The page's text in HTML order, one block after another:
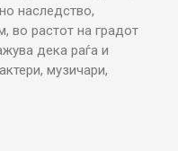
наследство,
во растот на градот
дека раѓа и
музичари,